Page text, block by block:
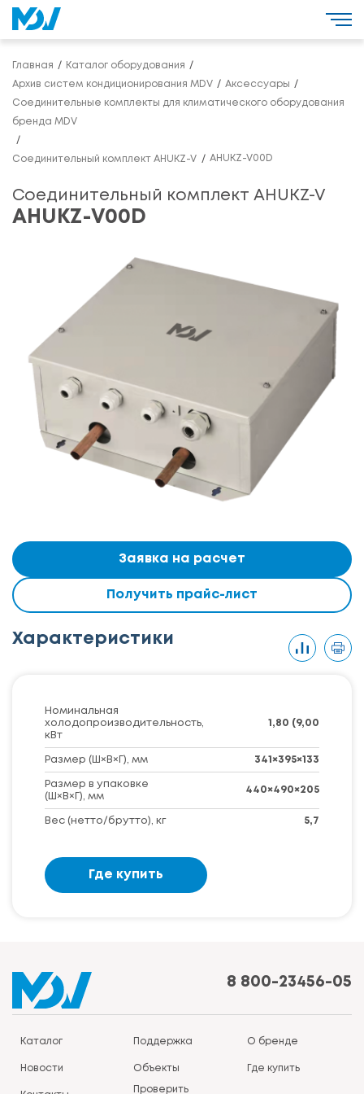
Главная Каталог оборудования
Архив систем кондиционирования MDV Аксессуары
Соединительные комплекты для климатического оборудования
бренда MDV
Соединительный комплект AHUKZ-V AHUKZ-V00D
Соединительный комплект AHUKZ-V
AHUKZ-V00D
Заявка на расчет
Получить прайс-лист
Характеристики
Номинальная
холодопроизводительность,
кВт
1,80 (9,00
Размер (Ш×В×Г), мм 341×395×133
Размер в упаковке
(Ш×В×Г), мм
440×490×205
Вес (нетто/брутто), кг 5,7
Где купить
8 800-23456-05
Каталог Поддержка О бренде
Новости Объекты Где купить
Проверить